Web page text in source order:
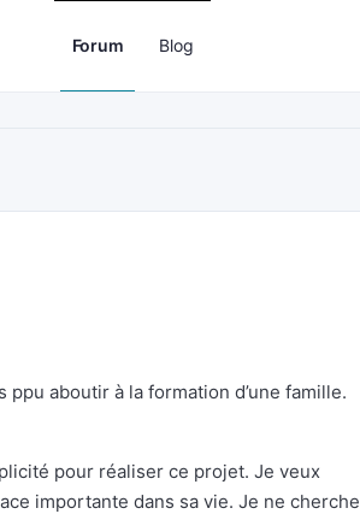
Forum Blog
ppu aboutir à la formation d’une famille.
pour réaliser ce projet. Je veux
importante dans sa vie. Je ne cherche